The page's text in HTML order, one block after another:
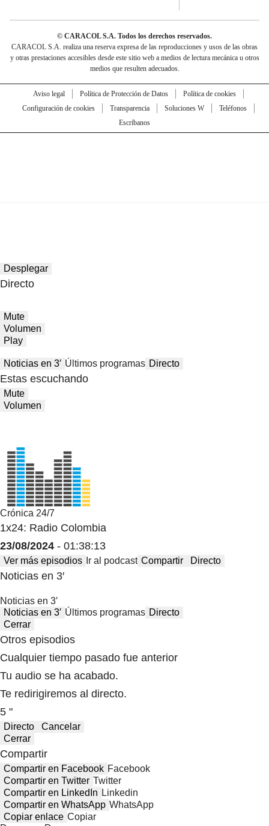
© CARACOL S.A. Todos los derechos reservados.
CARACOL S.A. realiza una reserva expresa de las reproducciones y usos de las obras
y otras prestaciones accesibles desde este sitio web a medios de lectura mecánica u otros
medios que resulten adecuados.
Aviso legal Política de Protección de Datos
Política de cookies
Configuración de cookies
Transparencia Soluciones W
Teléfonos
Escríbanos
Desplegar
Directo
Mute
Volumen
Play
Noticias en 3′ Últimos programas Directo
Estas escuchando
Mute
Volumen
Crónica 24/7
1x24: Radio Colombia
23/08/2024 - 01:38:13
Ver más episodios Ir al podcast Compartir Directo
Noticias en 3′
Noticias en 3′
Noticias en 3′ Últimos programas Directo
Cerrar
Otros episodios
Cualquier tiempo pasado fue anterior
Tu audio se ha acabado.
Te redirigiremos al directo.
5 "
Directo
Cancelar
Cerrar
Compartir
Compartir en Facebook Facebook
Compartir en Twitter Twitter
Compartir en LinkedIn Linkedin
Compartir en WhatsApp WhatsApp
Copiar enlace Copiar